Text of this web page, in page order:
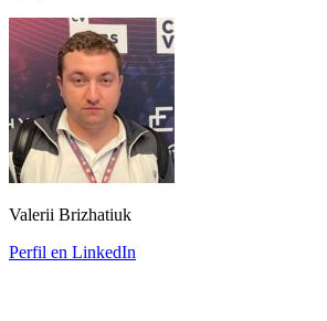
Valerii Brizhatiuk
Perfil en LinkedIn